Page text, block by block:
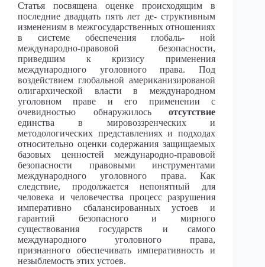
Статья посвящена оценке происходящим в
последние двадцать пять лет де- структивным
изменениям в межгосударственных отношениях
в системе обеспечения глобаль- ной
международно-правовой безопасности,
приведшим к кризису применения
международного уголовного права. Под
воздействием глобальной американизированой
олигархической власти в международном
уголовном праве и его применении с
очевидностью обнаружилосьотсутствие
единства в мировоззренческих и
методологических представлениях и подходах
относительно оценки содержания защищаемых
базовых ценностей международно-правовой
безопасности правовыми инструментами
международного уголовного права. Как
следствие, продолжается непонятный для
человека и человечества процесс разрушения
императивно сбалансированных устоев и
гарантий безопасного и мирного
существования государств и самого
международного уголовного права,
признанного обеспечивать императивность и
незыблемость этих устоев.